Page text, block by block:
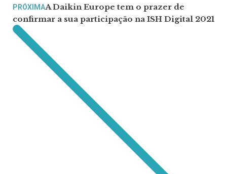
PRÓXIMAA Daikin Europe tem o prazer de
confirmar a sua participação na ISH Digital 2021